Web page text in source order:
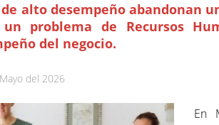
alto desempeño abandonan
problema de Recursos
del negocio.
del 2026
En